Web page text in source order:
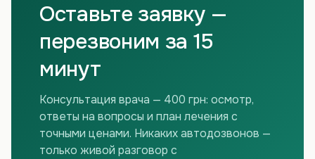
Оставьте заявку —
перезвоним за 15
минут
Консультация врача — 400 грн: осмотр,
ответы на вопросы и план лечения с
точными ценами. Никаких автодозвонов —
только живой разговор с